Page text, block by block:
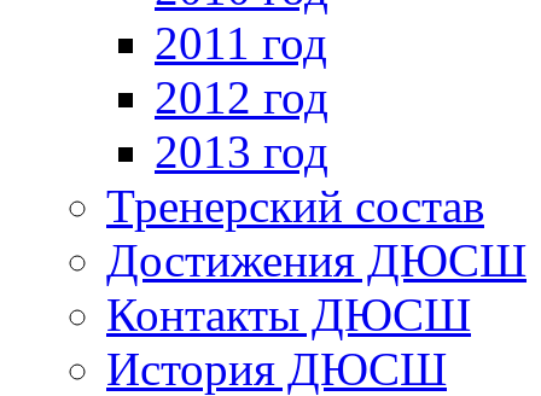
2011 год
2012 год
2013 год
Тренерский состав
Достижения ДЮСШ
Контакты ДЮСШ
История ДЮСШ